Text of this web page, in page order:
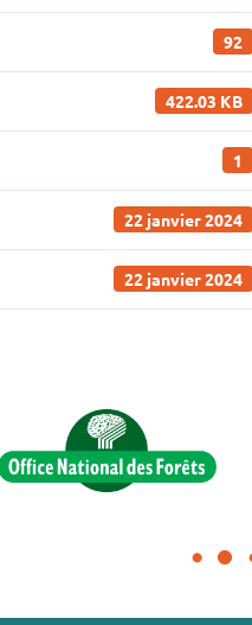
92
422.03 KB
1
22 janvier 2024
22 janvier 2024